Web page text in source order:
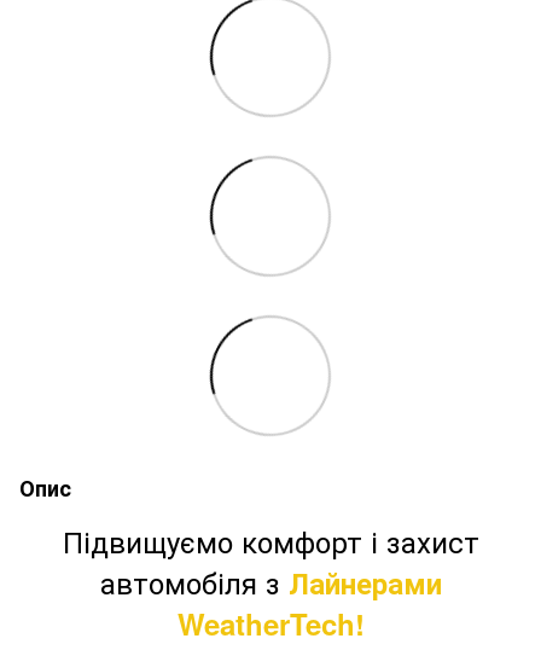
Опис
Підвищуємо комфорт і захист
автомобіля з Лайнерами
WeatherTech!